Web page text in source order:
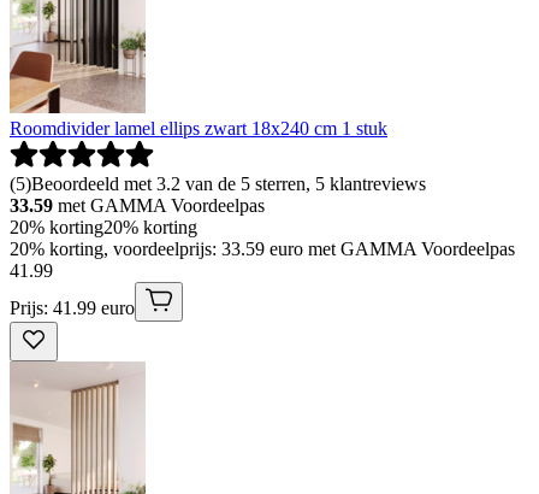
Roomdivider lamel ellips zwart 18x240 cm 1 stuk
(5)Beoordeeld met 3.2 van de 5 sterren, 5 klantreviews
33.59 met GAMMA Voordeelpas
20% korting20% korting
20% korting, voordeelprijs: 33.59 euro met GAMMA Voordeelpas
41 .99
Prijs: 41.99 euro